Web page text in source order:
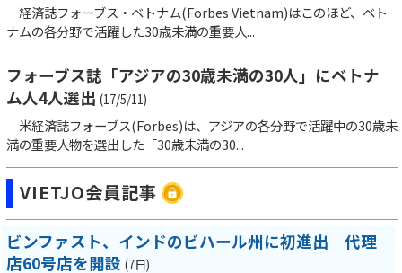
経済誌フォーブス・ベトナム(Forbes Vietnam)はこのほど、ベト
ナムの各分野で活躍した30歳未満の重要人...
フォーブス誌「アジアの30歳未満の30人」にベトナ
ム人4人選出 (17/5/11)
米経済誌フォーブス(Forbes)は、アジアの各分野で活躍中の30歳未
満の重要人物を選出した「30歳未満の30...
VIETJO会員記事
ビンファスト、インドのビハール州に初進出 代理
店60号店を開設 (7日)